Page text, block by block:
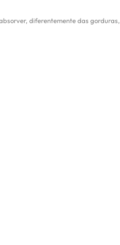
diferentemente das gorduras,